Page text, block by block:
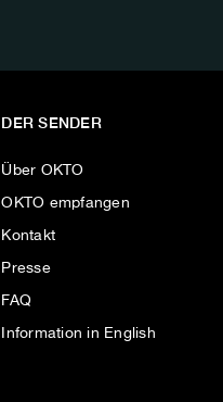
DER SENDER
Über OKTO
OKTO empfangen
Kontakt
Presse
FAQ
Information in English